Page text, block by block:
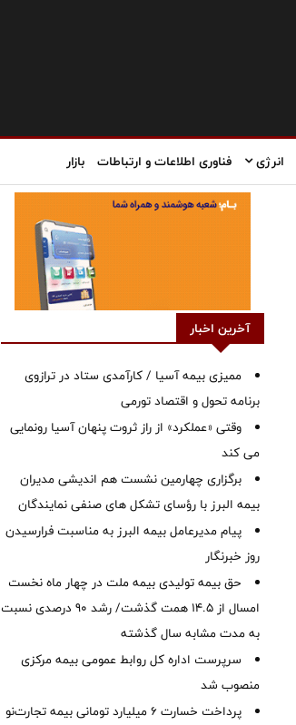
انرژی فناوری اطلاعات و ارتباطات بازار
آخرین اخبار
ممیزی بیمه آسیا / کارآمدی ستاد در ترازوی
برنامه تحول و اقتصاد تورمی
وقتی «عملکرد» از راز ثروت پنهان آسیا رونمایی
می کند
برگزاری چهارمین نشست هم اندیشی مدیران
بیمه البرز با رؤسای تشکل های صنفی نمایندگان
پیام مدیرعامل بیمه البرز به مناسبت فرارسیدن
روز خبرنگار
حق بیمه تولیدی بیمه ملت در چهار ماه نخست
امسال از 14.5 همت گذشت/ رشد 90 درصدی نسبت
به مدت مشابه سال گذشته
سرپرست اداره كل روابط عمومی بیمه مركزی
منصوب شد
پرداخت خسارت ۶ میلیارد تومانی بیمه تجارت‌نو